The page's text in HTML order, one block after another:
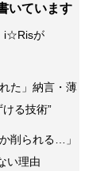
いています
i☆Risが
た」納言・薄
る技術”
削られる…」
い理由